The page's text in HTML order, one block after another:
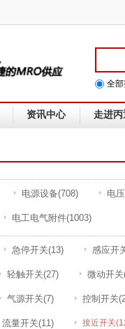
全
资讯中心 走进丙
电源设备(708) 电
电工电气附件(1003)
急停开关(13) 感应开
轻触开关(27) 微动开关
气源开关(7) 控制开关
流量开关(11) 接近开关